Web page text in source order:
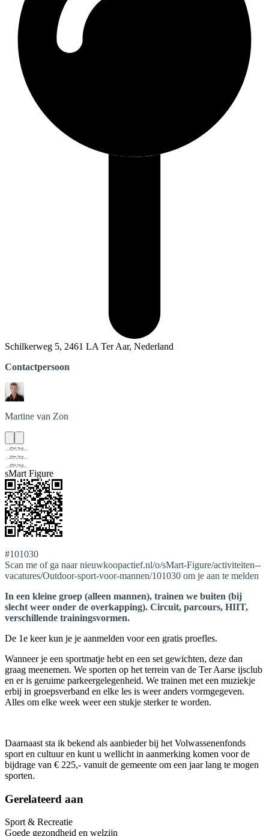
Schilkerweg 5, 2461 LA Ter Aar, Nederland
Contactpersoon
Martine van Zon
sMart Figure
#101030
Scan me of ga naar nieuwkoopactief.nl/o/sMart-Figure/activiteiten--
vacatures/Outdoor-sport-voor-mannen/101030 om je aan te melden
In een kleine groep (alleen mannen), trainen we buiten (bij
slecht weer onder de overkapping). Circuit, parcours, HIIT,
verschillende trainingsvormen.
De 1e keer kun je je aanmelden voor een gratis proefles.
Wanneer je een sportmatje hebt en een set gewichten, deze dan
graag meenemen. We sporten op het terrein van de Ter Aarse ijsclub
en er is geruime parkeergelegenheid. We trainen met een muziekje
erbij in groepsverband en elke les is weer anders vormgegeven.
Alles om elke week weer een stukje sterker te worden.
Daarnaast sta ik bekend als aanbieder bij het Volwassenenfonds
sport en cultuur en kunt u wellicht in aanmerking komen voor de
bijdrage van € 225,- vanuit de gemeente om een jaar lang te mogen
sporten.
Gerelateerd aan
Sport & Recreatie
Goede gezondheid en welzijn